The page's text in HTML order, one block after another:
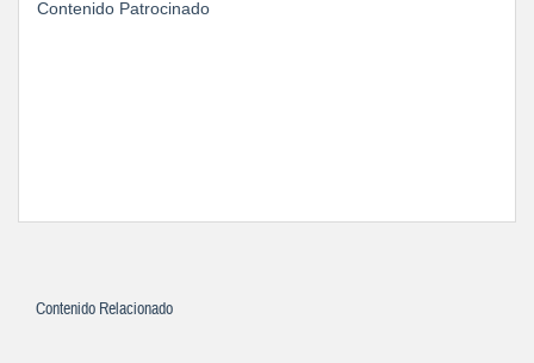
Contenido Patrocinado
Contenido Relacionado